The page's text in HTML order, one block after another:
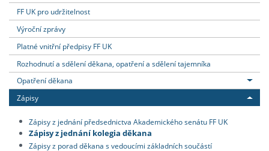
FF UK pro udržitelnost
Výroční zprávy
Platné vnitřní předpisy FF UK
Rozhodnutí a sdělení děkana, opatření a sdělení tajemníka
Opatření děkana
Zápisy
Zápisy z jednání předsednictva Akademického senátu FF UK
Zápisy z jednání kolegia děkana
Zápisy z porad děkana s vedoucími základních součástí